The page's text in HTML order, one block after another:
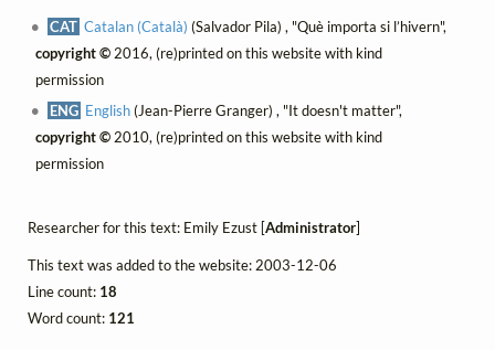
CAT Catalan (Català) (Salvador Pila) , "Què importa si l’hivern",
copyright ©2016, (re)printed on this website with kind
permission
ENG English(Jean-Pierre Granger) , "It doesn't matter",
copyright ©2010, (re)printed on this website with kind
permission
Researcher for this text: Emily Ezust [Administrator]
This text was added to the website: 2003-12-06
Line count: 18
Word count: 121